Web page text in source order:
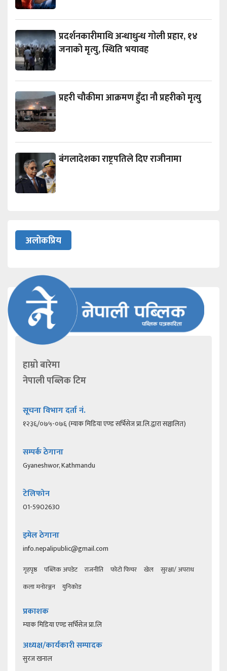
प्रदर्शनकारीमाथि अन्धाधुन्ध गोली प्रहार, १४
जनाको मृत्यु, स्थिति भयावह
प्रहरी चौकीमा आक्रमण हुँदा नौ प्रहरीको मृत्यु
बंगलादेशका राष्ट्रपतिले दिए राजीनामा
अलोकप्रिय
हाम्रो बारेमा
नेपाली पब्लिक टिम
सूचना विभाग दर्ता नं.
१२३६/०७५-०७६ (म्याक मिडिया एण्ड सर्भिसेज प्रा.लि.द्वारा सञ्चालित)
सम्पर्क ठेगाना
Gyaneshwor, Kathmandu
टेलिफोन
01-5902630
इमेल ठेगाना
info.nepalipublic@gmail.com
गृहपृष्ठ पब्लिक अपडेट राजनीति फोटो फिचर खेल
सुरक्षा/ अपराध
कला मनोरञ्जन
युनिकोड
प्रकाशक
म्याक मिडिया एण्ड सर्भिसेज प्रा.लि
अध्यक्ष/कार्यकारी सम्पादक
सुरज खनाल